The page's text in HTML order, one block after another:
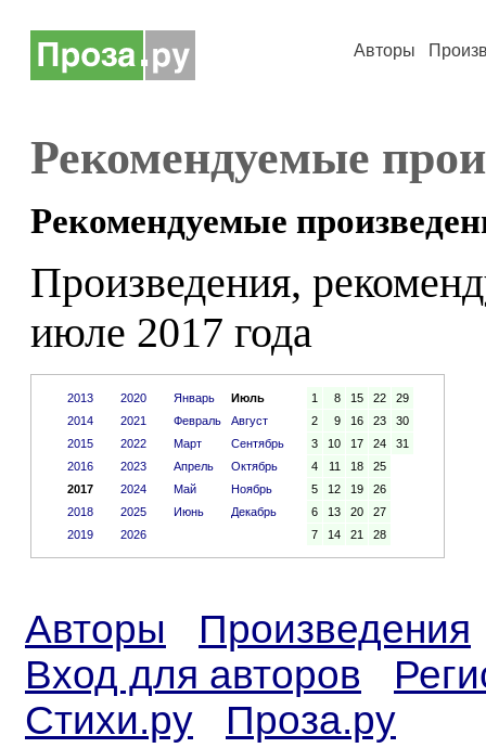
Авторы
Рекомендуемые
Рекомендуемые
Произведения,
июле 2017 года
2013
2014
2015
2016
2017
2018
2019
2020
2021
2022
2023
2024
2025
2026
Январь
Июль
Февраль
Август
Март
Сентябрь
Апрель
Октябрь
Май
Ноябрь
Июнь
Декабрь
1 8 15 22
29
2
9 16 23
30
3
10 17 24
31
4
11 18
25
5
12 19
26
6
13 20
27
7
14 21 28
Авторы
Произведения
Вход для авторов
Стихи.ру
Проза.ру